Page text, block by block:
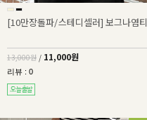
[10만장돌파/스테디셀러] 보그나염티
13,000원 / 11,000원
리뷰 : 0